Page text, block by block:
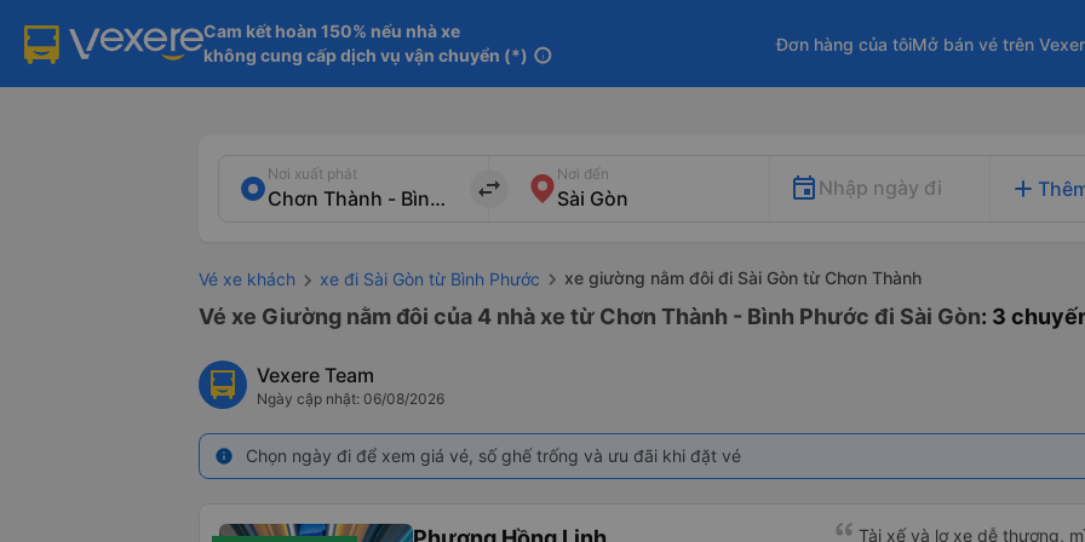
Cam kết hoàn 150% nếu nhà xe
không cung cấp dịch vụ vận chuyển (*) info
Đơn hàng của tôiMở bán vé trên
Nơi xuất phát
import_export
Nơi đến
Nhập ngày đi add
Vé xe khách xe đi Sài Gòn từ Bình Phước xe giường nằm đôi đi Sài Gòn từ Chơn Thành
Vé xe Giường nằm đôi của 4 nhà xe từ Chơn Thành - Bình Phước đi Sài Gòn: 3
Vexere Team
Ngày cập nhật: 06/08/2026
info Chọn ngày đi để xem giá vé, số ghế trống và ưu đãi khi đặt vé
Tài xế và lơ xe dễ thương,